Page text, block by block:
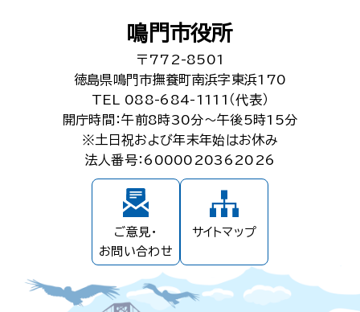
鳴門市役所
〒772-8501
徳島県鳴門市撫養町南浜字東浜170
TEL 088-684-1111（代表）
開庁時間：午前8時30分～午後5時15分
※土日祝および年末年始はお休み
法人番号：6000020362026
ご意見・
お問い合わせ
サイトマップ